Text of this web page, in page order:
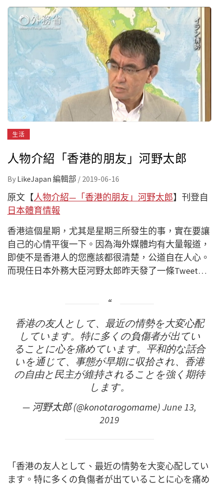
生活
人物介紹「香港的朋友」河野太郎
By LikeJapan 編輯部 / 2019-06-16
原文【人物介紹—「香港的朋友」河野太郎】刊登自
日本體育情報
香港這個星期，尤其是星期三所發生的事，實在要讓
自己的心情平復一下。因為海外媒體均有大量報道，
即使不是香港人的您應該都很清楚，公道自在人心。
而現任日本外務大臣河野太郎昨天發了一條Tweet…
香港の友人として、最近の情勢を大変心配
しています。特に多くの負傷者が出てい
ることに心を痛めています。平和的な話合
いを通じて、事態が早期に収拾され、香港
の自由と民主が維持されることを強く期待
します。
— 河野太郎 (@konotarogomame)June 13,
2019
「香港の友人として、最近の情勢を大変心配してい
ます。 特に多くの負傷者が出ていることに心を痛め